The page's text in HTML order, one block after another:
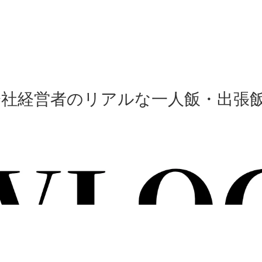
経営者のリアルな一人飯・出張